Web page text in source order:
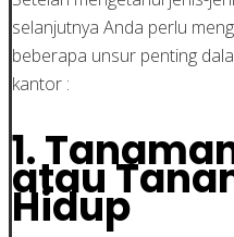
selanjutnya Anda perlu
beberapa unsur penting
kantor :
1.
atau
Hidup